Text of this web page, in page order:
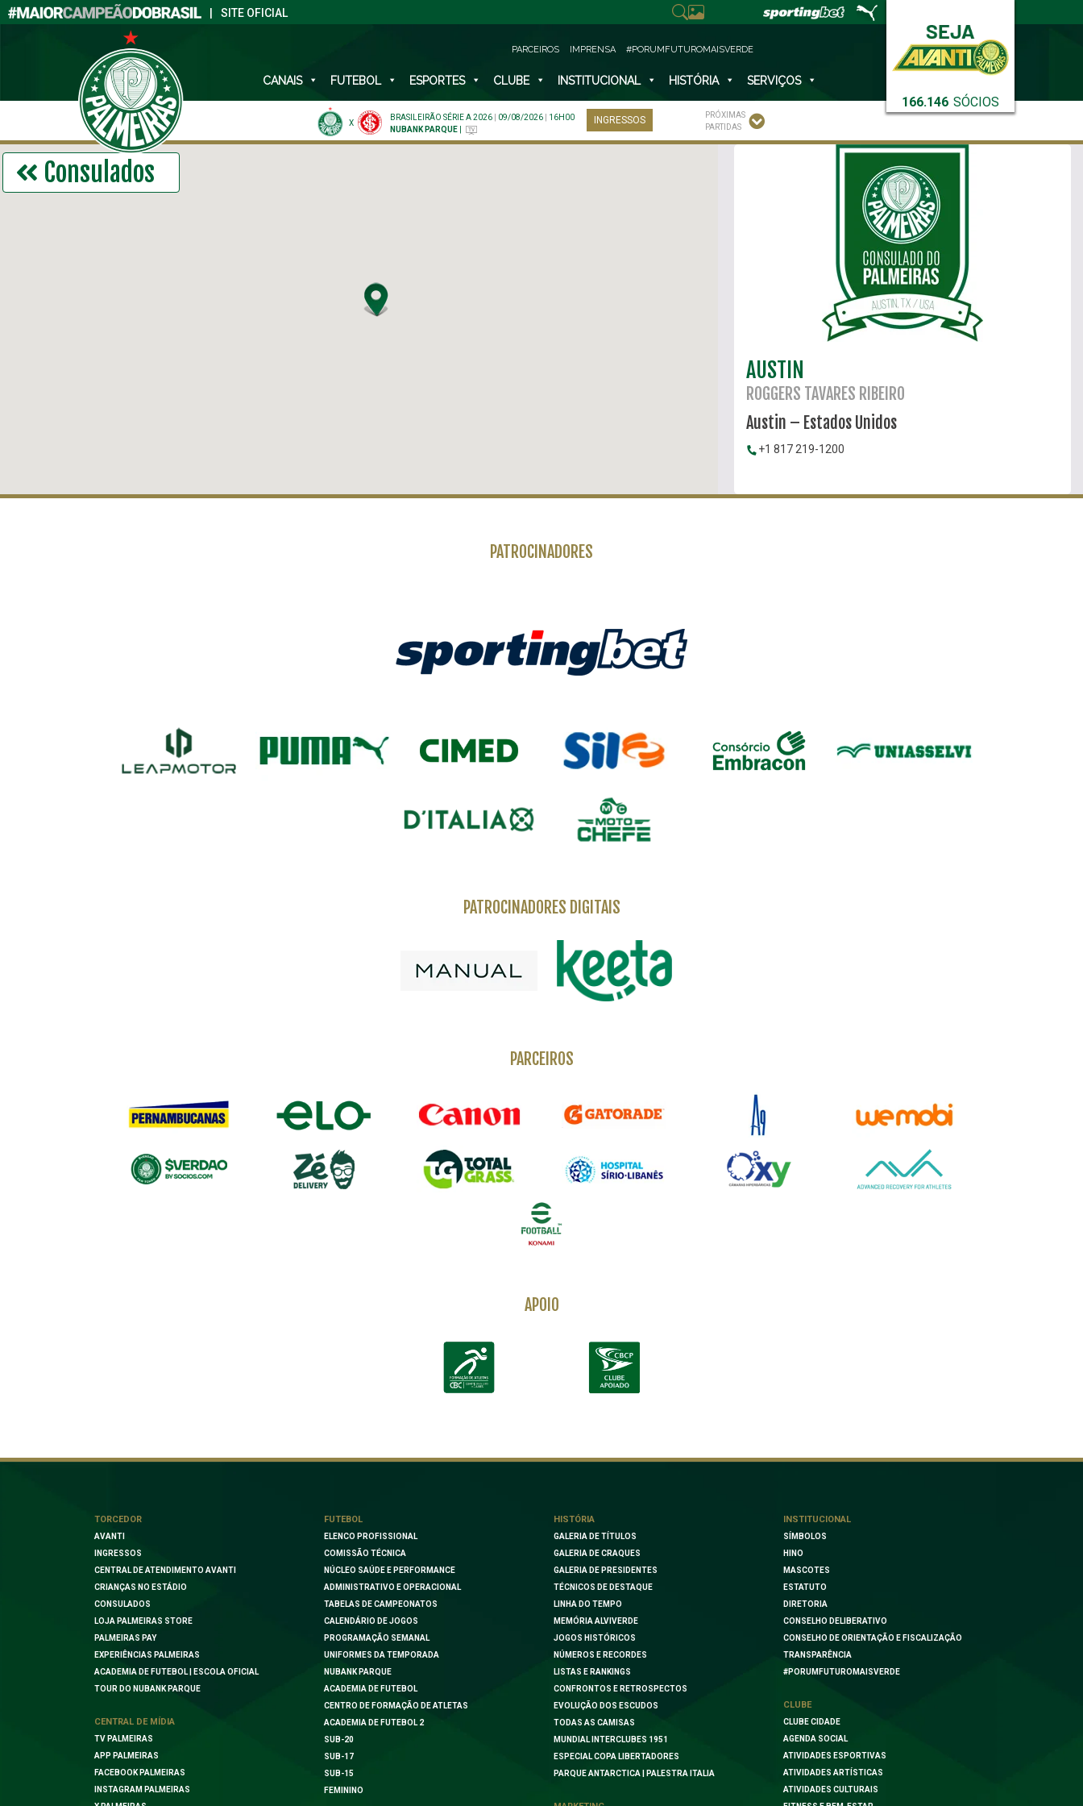
SITE OFICIAL
166.146 SÓCIOS
PARCEIROS IMPRENSA #PORUMFUTUROMAISVERDE
CANAIS FUTEBOL ESPORTES CLUBE INSTITUCIONAL HISTÓRIA SERVIÇOS
X
BRASILEIRÃO SÉRIE A 2026 09/08/2026
16H00
NUBANK PARQUE
INGRESSOS
PRÓXIMAS
PARTIDAS
Consulados
AUSTIN
ROGGERS TAVARES RIBEIRO
Austin – Estados Unidos
+1 817 219-1200
PATROCINADORES
PATROCINADORES DIGITAIS
PARCEIROS
APOIO
TORCEDOR
AVANTI
INGRESSOS
CENTRAL DE ATENDIMENTO AVANTI
CRIANÇAS NO ESTÁDIO
CONSULADOS
LOJA PALMEIRAS STORE
PALMEIRAS PAY
EXPERIÊNCIAS PALMEIRAS
ACADEMIA DE FUTEBOL | ESCOLA OFICIAL
TOUR DO NUBANK PARQUE
CENTRAL DE MÍDIA
TV PALMEIRAS
APP PALMEIRAS
FACEBOOK PALMEIRAS
INSTAGRAM PALMEIRAS
FUTEBOL
ELENCO PROFISSIONAL
COMISSÃO TÉCNICA
NÚCLEO SAÚDE E PERFORMANCE
ADMINISTRATIVO E OPERACIONAL
TABELAS DE CAMPEONATOS
CALENDÁRIO DE JOGOS
PROGRAMAÇÃO SEMANAL
UNIFORMES DA TEMPORADA
NUBANK PARQUE
ACADEMIA DE FUTEBOL
CENTRO DE FORMAÇÃO DE ATLETAS
ACADEMIA DE FUTEBOL 2
SUB-20
SUB-17
SUB-15
FEMININO
HISTÓRIA
GALERIA DE TÍTULOS
GALERIA DE CRAQUES
GALERIA DE PRESIDENTES
TÉCNICOS DE DESTAQUE
LINHA DO TEMPO
MEMÓRIA ALVIVERDE
JOGOS HISTÓRICOS
NÚMEROS E RECORDES
LISTAS E RANKINGS
CONFRONTOS E RETROSPECTOS
EVOLUÇÃO DOS ESCUDOS
TODAS AS CAMISAS
MUNDIAL INTERCLUBES 1951
ESPECIAL COPA LIBERTADORES
PARQUE ANTARCTICA | PALESTRA ITALIA
INSTITUCIONAL
SÍMBOLOS
HINO
MASCOTES
ESTATUTO
DIRETORIA
CONSELHO DELIBERATIVO
CONSELHO DE ORIENTAÇÃO E FISCALIZAÇÃO
TRANSPARÊNCIA
#PORUMFUTUROMAISVERDE
CLUBE
CLUBE CIDADE
AGENDA SOCIAL
ATIVIDADES ESPORTIVAS
ATIVIDADES ARTÍSTICAS
ATIVIDADES CULTURAIS